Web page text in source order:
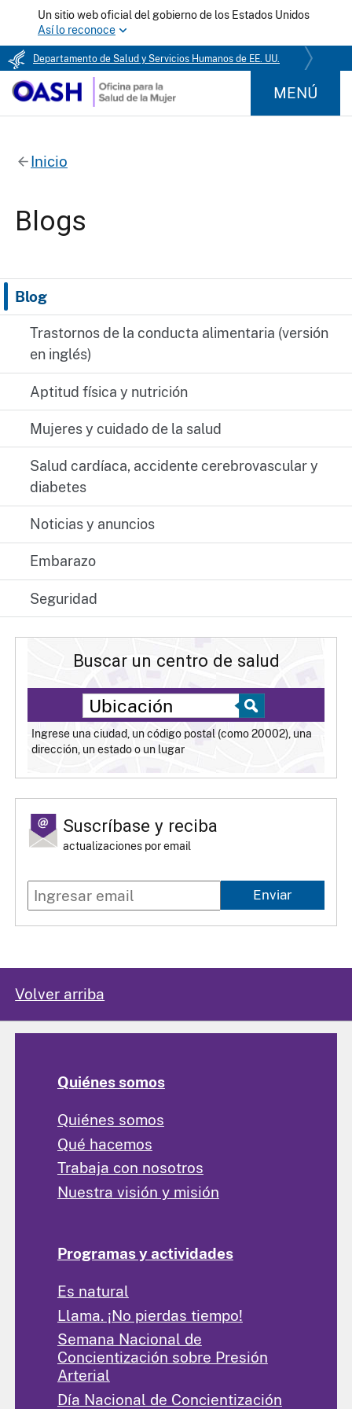
Un sitio web oficial del gobierno de los Estados Unidos
Así lo reconoce
Departamento de Salud y Servicios Humanos de EE. UU.
MENÚ
Inicio
Blog
Trastornos de la conducta alimentaria (versión
en inglés)
Aptitud física y nutrición
Mujeres y cuidado de la salud
Salud cardíaca, accidente cerebrovascular y
diabetes
Noticias y anuncios
Embarazo
Seguridad
Buscar un centro de salud
Ingrese una ciudad, un código postal (como 20002), una
dirección, un estado o un lugar
Suscríbase y reciba
actualizaciones por email
Enviar
Blogs
Volver arriba
Quiénes somos
Quiénes somos
Qué hacemos
Trabaja con nosotros
Nuestra visión y misión
Programas y actividades
Es natural
Llama. ¡No pierdas tiempo!
Semana Nacional de
Concientización sobre Presión
Arterial
Día Nacional de Concientización